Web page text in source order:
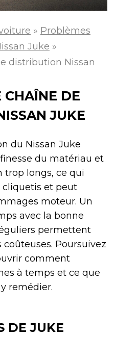
» Problèmes
Juke »
distribution Nissan
CHAÎNE DE
JUKE
du Nissan Juke
du matériau et
trop longs, ce qui
cliquetis et peut
moteur. Un
avec la bonne
permettent
coûteuses. Poursuivez
comment
à temps et ce que
remédier.
DE JUKE